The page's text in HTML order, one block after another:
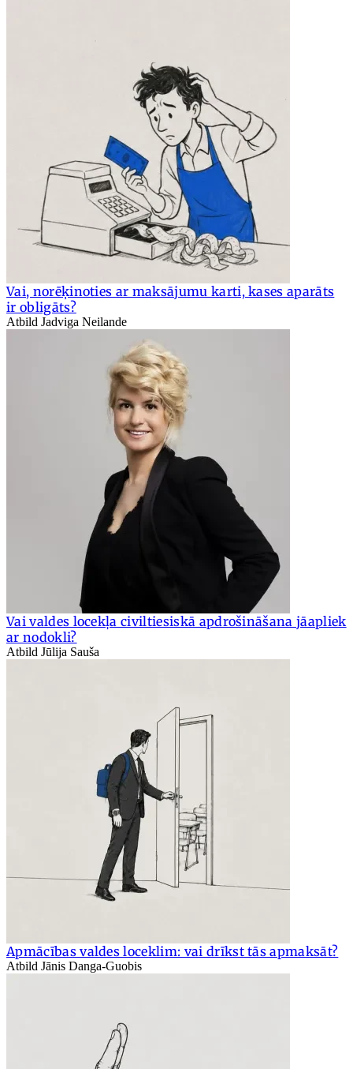
Vai, norēķinoties ar maksājumu karti, kases aparāts
ir obligāts?
Atbild Jadviga Neilande
Vai valdes locekļa civiltiesiskā apdrošināšana jāapliek
ar nodokli?
Atbild Jūlija Sauša
Apmācības valdes loceklim: vai drīkst tās apmaksāt?
Atbild Jānis Danga-Guobis